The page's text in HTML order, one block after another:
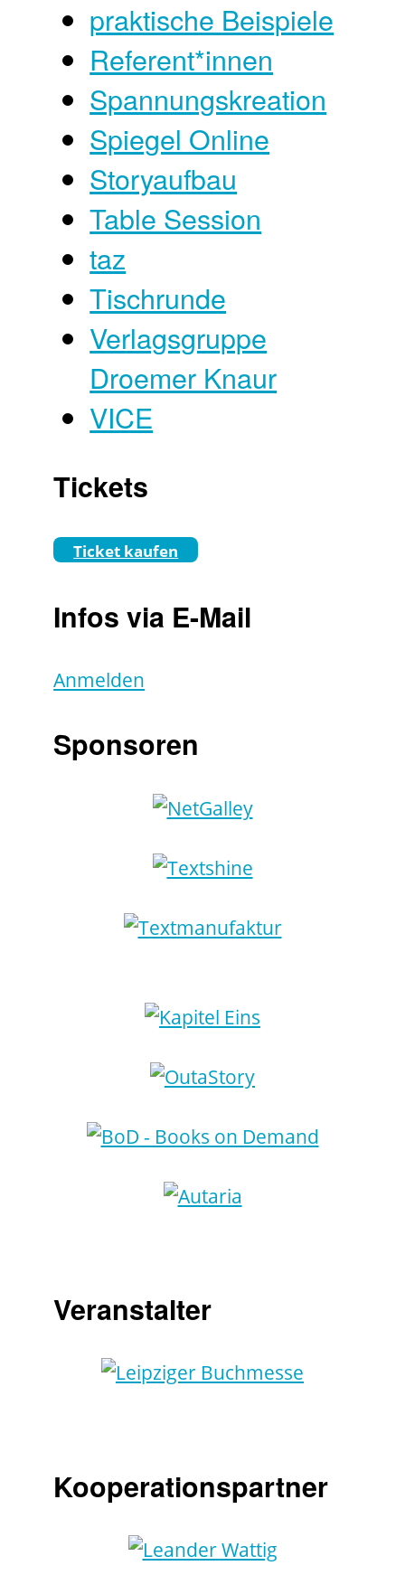
praktische Beispiele
Referent*innen
Spannungskreation
Spiegel Online
Storyaufbau
Table Session
taz
Tischrunde
Verlagsgruppe
Droemer Knaur
VICE
Tickets
Ticket kaufen
Infos via E-Mail
Anmelden
Sponsoren
Veranstalter
Kooperationspartner